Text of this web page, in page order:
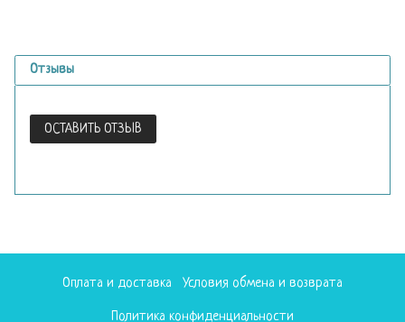
Отзывы
ОСТАВИТЬ ОТЗЫВ
Оплата и доставка Условия обмена и возврата
Политика конфиденциальности